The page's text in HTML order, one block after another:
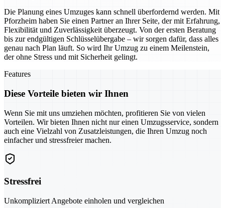
Die Planung eines Umzuges kann schnell überfordernd werden. Mit
Pforzheim haben Sie einen Partner an Ihrer Seite, der mit Erfahrung,
Flexibilität und Zuverlässigkeit überzeugt. Von der ersten Beratung
bis zur endgültigen Schlüsselübergabe – wir sorgen dafür, dass alles
genau nach Plan läuft. So wird Ihr Umzug zu einem Meilenstein,
der ohne Stress und mit Sicherheit gelingt.
Features
Diese Vorteile bieten wir Ihnen
Wenn Sie mit uns umziehen möchten, profitieren Sie von vielen
Vorteilen. Wir bieten Ihnen nicht nur einen Umzugsservice, sondern
auch eine Vielzahl von Zusatzleistungen, die Ihren Umzug noch
einfacher und stressfreier machen.
Stressfrei
Unkompliziert Angebote einholen und vergleichen